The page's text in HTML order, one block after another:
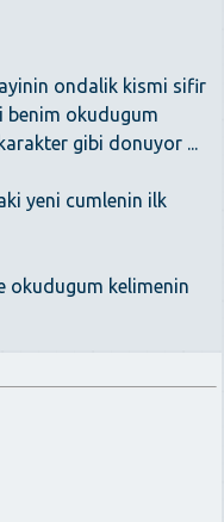
ondalik kismi sifir
benim okudugum
gibi donuyor ...
yeni cumlenin ilk
okudugum kelimenin